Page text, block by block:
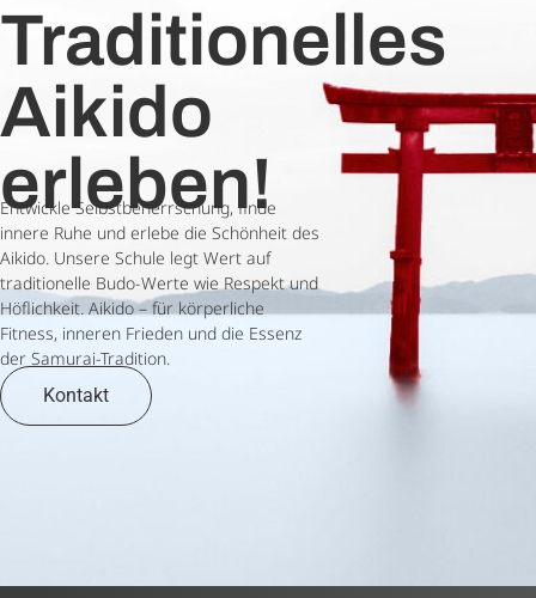
Traditionelles
Aikido
erleben!
Entwickle Selbstbeherrschung, finde
innere Ruhe und erlebe die Schönheit des
Aikido. Unsere Schule legt Wert auf
traditionelle Budo-Werte wie Respekt und
Höflichkeit. Aikido – für körperliche
Fitness, inneren Frieden und die Essenz
der Samurai-Tradition.
Kontakt